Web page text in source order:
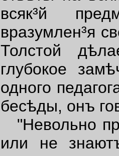
всяк³й
вразумлен³я
Толстой
глубокое
одного
бесѣды, онъ
"Невольно
или не